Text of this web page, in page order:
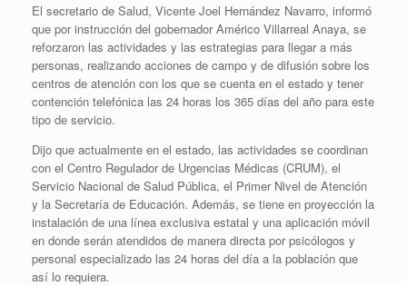
El secretario de Salud, Vicente Joel Hernández Navarro, informó
que por instrucción del gobernador Américo Villarreal Anaya, se
reforzaron las actividades y las estrategias para llegar a más
personas, realizando acciones de campo y de difusión sobre los
centros de atención con los que se cuenta en el estado y tener
contención telefónica las 24 horas los 365 días del año para este
tipo de servicio.
Dijo que actualmente en el estado, las actividades se coordinan
con el Centro Regulador de Urgencias Médicas (CRUM), el
Servicio Nacional de Salud Pública, el Primer Nivel de Atención
y la Secretaría de Educación. Además, se tiene en proyección la
instalación de una línea exclusiva estatal y una aplicación móvil
en donde serán atendidos de manera directa por psicólogos y
personal especializado las 24 horas del día a la población que
así lo requiera.